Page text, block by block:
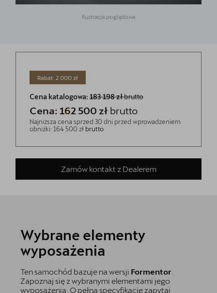
Ilustracja poglądowa
Rabat: 2 000 zł
Cena katalogowa: 183 198 złbrutto
Cena: 162 500 zł brutto
Najniższa cena sprzed 30 dni przed wprowadzeniem
obniżki: 164 500 zł brutto
Zamów kontakt z Dealerem
Wybrane elementy
wyposażenia
Ten samochód bazuje na wersji Formentor
Zapoznaj się z wybranymi elementami jego
wyposażenia. O pełną specyfikację zapytaj